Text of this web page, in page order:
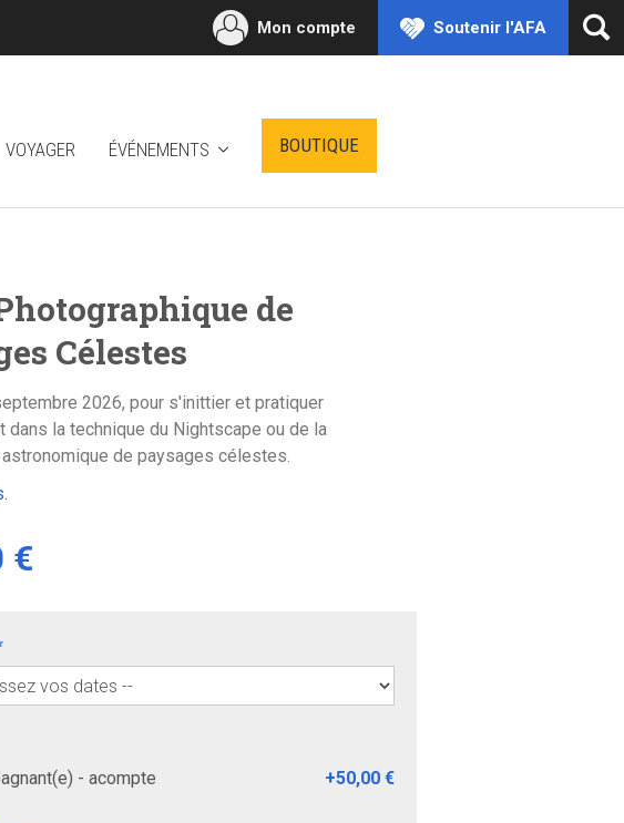
VOYAGER ÉVÉNEMENTS BOUTIQUE
Mon compte Soutenir l'AFA
de
Célestes
2026, pour s'inittier et pratiquer
dans la technique du Nightscape ou de la
de paysages célestes.
€
- acompte
+50,00 €